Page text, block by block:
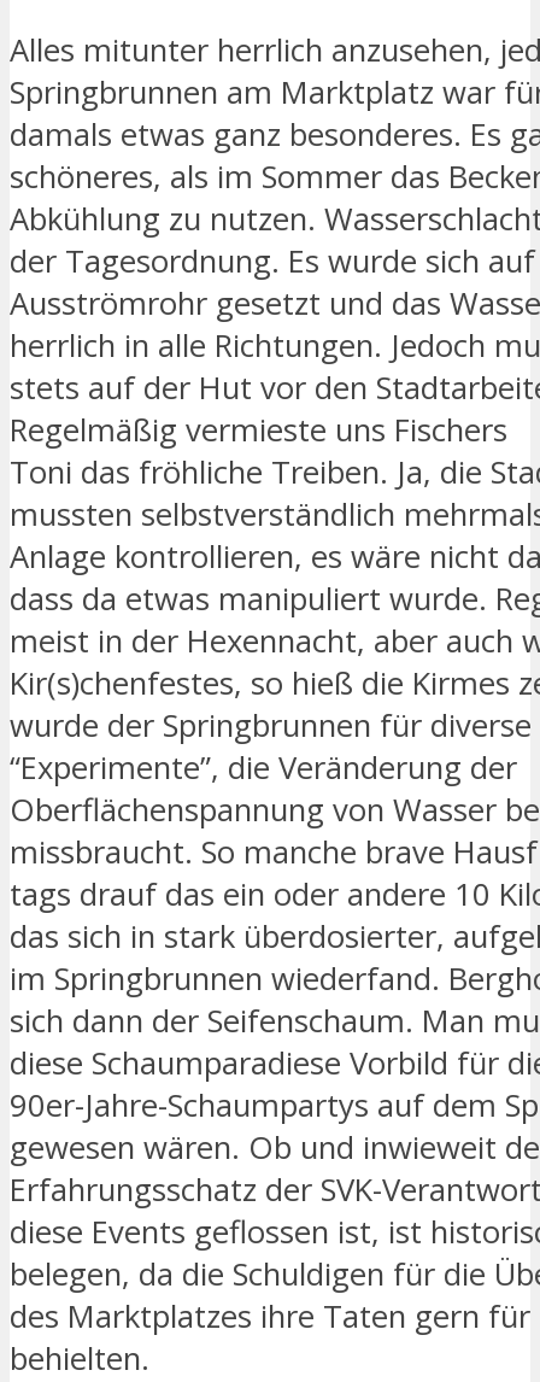
Alles mitunter herrlich anzusehen,
Springbrunnen am Marktplatz war
damals etwas ganz besonderes. Es
schöneres, als im Sommer das
Abkühlung zu nutzen.
der Tagesordnung. Es wurde sich
Ausströmrohr gesetzt und das
herrlich in alle Richtungen. Jedoch
stets auf der Hut vor den
Regelmäßig vermieste uns Fischers
Toni das fröhliche Treiben. Ja, die
mussten selbstverständlich
Anlage kontrollieren, es wäre nicht
dass da etwas manipuliert wurde.
meist in der Hexennacht, aber auch
Kir(s)chenfestes, so hieß die Kirmes
wurde der Springbrunnen für diverse
“Experimente”, die Veränderung der
Oberflächenspannung von Wasser
missbraucht. So manche brave
tags drauf das ein oder andere 10
das sich in stark überdosierter,
im Springbrunnen wiederfand.
sich dann der Seifenschaum. Man
diese Schaumparadiese Vorbild für
90er-Jahre-Schaumpartys auf dem
gewesen wären. Ob und inwieweit
Erfahrungsschatz der SVK-
diese Events geflossen ist, ist
belegen, da die Schuldigen für die
des Marktplatzes ihre Taten gern für
behielten.